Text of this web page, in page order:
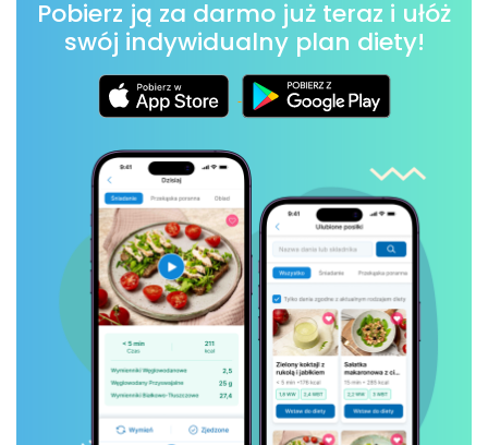
Pobierz ją za darmo już teraz i ułóż
swój indywidualny plan diety!